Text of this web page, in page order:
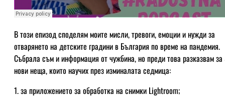
В този епизод споделям моите мисли, тревоги, емоции и нужди за
отварянето на детските градини в България по време на пандемия.
Събрала съм и информация от чужбина, но преди това разказвам
нови неща, които научих през изминалата седмица:
1. за приложението за обработка на снимки Lightroom;